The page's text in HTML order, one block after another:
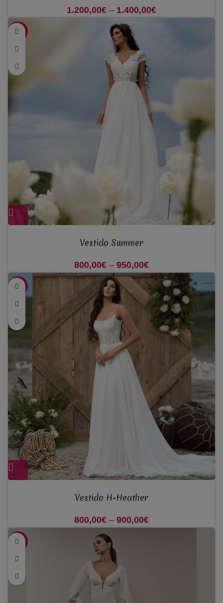
1.200,00€ – 1.400,00€
-33%
Vestido Summer
800,00€ – 950,00€
800,00€ through
950,00€
-38%
Vestido H-Heather
800,00€ – 900,00€
-42%